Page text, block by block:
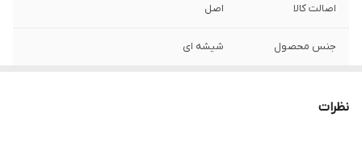
اصالت کالا اصل
جنس محصول شیشه ای
نظرات